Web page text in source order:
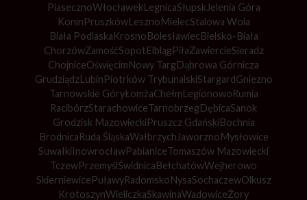
PiasecznoWłocławekLegnicaSłupsk Jelenia Góra
KoninPruszkówLesznoMielecStalowa Wola
Biała PodlaskaKrosnoBolesławiecBielsko-Biała
ChorzówZamośćSopotElblągPiłaZawiercieSieradz
ChojniceOświęcimNowy TargDąbrowa Górnicza
GrudziądzLubinPiotrków TrybunalskiStargardGniezno
Tarnowskie GóryŁomżaChełmLegionowoRumia
RacibórzStarachowiceTarnobrzegDębicaSanok
Grodzisk MazowieckiPruszcz GdańskiBochnia
BrodnicaRuda ŚląskaWałbrzych JaworznoMysłowice
SuwałkiInowrocławPabianiceTomaszów Mazowiecki
TczewPrzemyślŚwidnicaBełchatówWejherowo
SkierniewicePuławyRadomskoNysaSochaczewOlkusz
KrotoszynWieliczkaSkawinaWadowiceŻory